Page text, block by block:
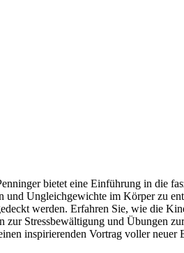
bietet eine Einführung in die
Ungleichgewichte im Körper zu
werden. Erfahren Sie, wie die
Stressbewältigung und Übungen
inspirierenden Vortrag voller neuer